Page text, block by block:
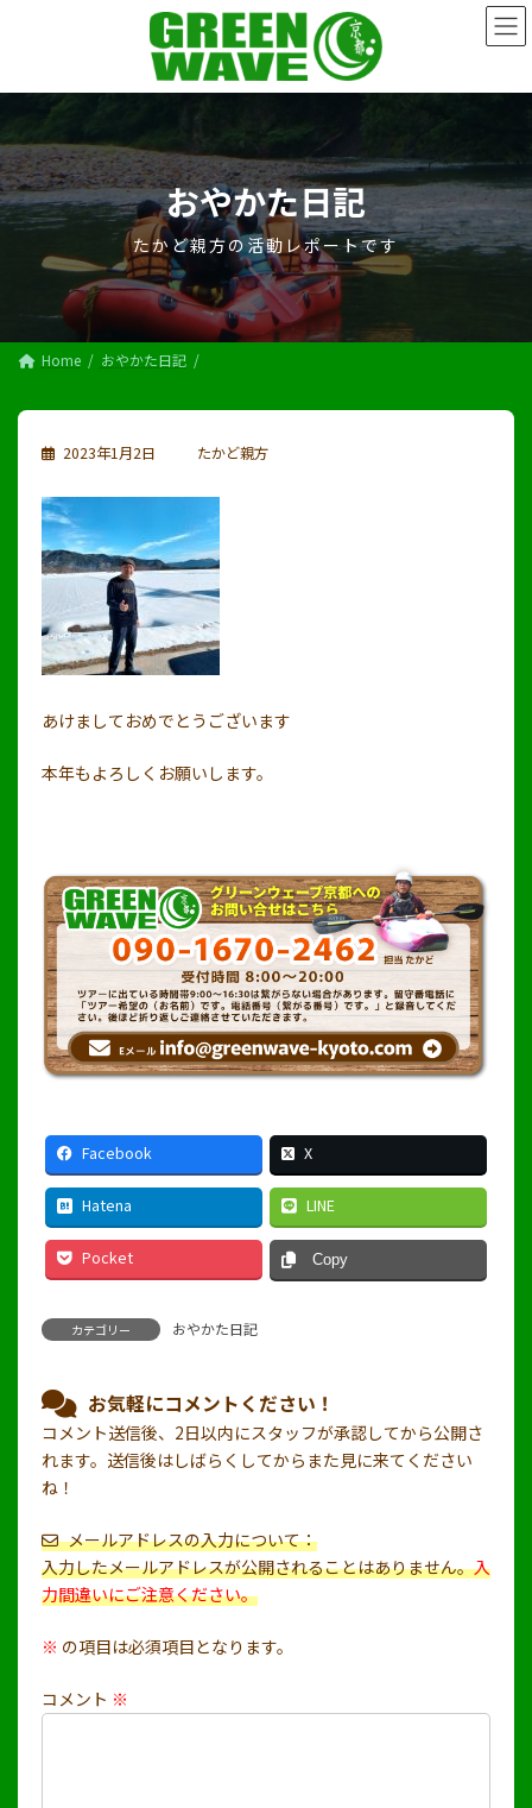
ス
キ
ッ
プ
ン
に
移
動
おやかた日記
たかど親方の活動レポートです
Home おやかた日記
2023年1月2日 たかど親方
あけましておめでとうございます
本年もよろしくお願いします。
Facebook X
Hatena LINE
Pocket Copy
カテゴリー おやかた日記
お気軽にコメントください！
コメント送信後、2日以内にスタッフが承認してから公開さ
れます。送信後はしばらくしてからまた見に来てください
ね！
メールアドレスの入力について：
入力したメールアドレスが公開されることはありません。入
力間違いにご注意ください。
※ の項目は必須項目となります。
コメント ※